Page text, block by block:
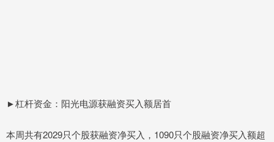
►杠杆资金：阳光电源获融资买入额居首
本周共有2029只个股获融资净买入，1090只个股融资净买入额超